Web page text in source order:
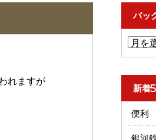
れますが
バッ
新着
便利
銀河